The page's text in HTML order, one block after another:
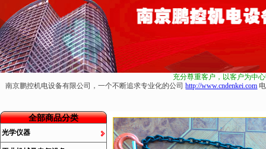
充分尊重客户，以客户为中
南京鹏控机电设备有限公司，一个不断追求专业化的公司http://www.cndenkei.com
全部商品分类
光学仪器